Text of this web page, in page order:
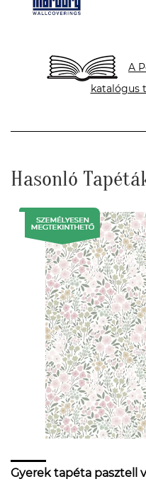
A
katalógus
Hasonló
Gyerek tapéta pasztell